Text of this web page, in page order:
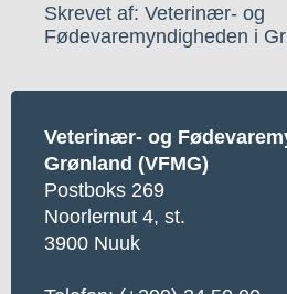
Skrevet af: Veterinær- og
Fødevaremyndigheden i
Veterinær- og
Grønland (VFMG)
Postboks 269
Noorlernut 4, st.
3900 Nuuk